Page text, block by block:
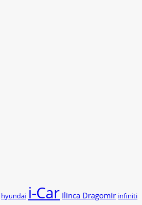
hyundai i-Car Ilinca Dragomir infiniti